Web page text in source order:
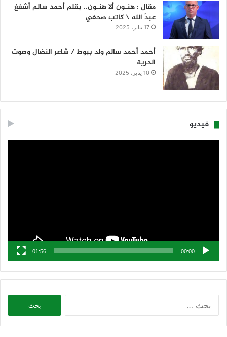
مقال : هنـون ألا هنـون.. بقلم أحمد سالم أشفغ
عبدُ الله \ كاتب صحفي
17 يناير، 2025
أحمد أحمد سالم ولد ببوط / شاعر النضال وصوت
الحرية
10 يناير، 2025
فيديو
00:00
01:56